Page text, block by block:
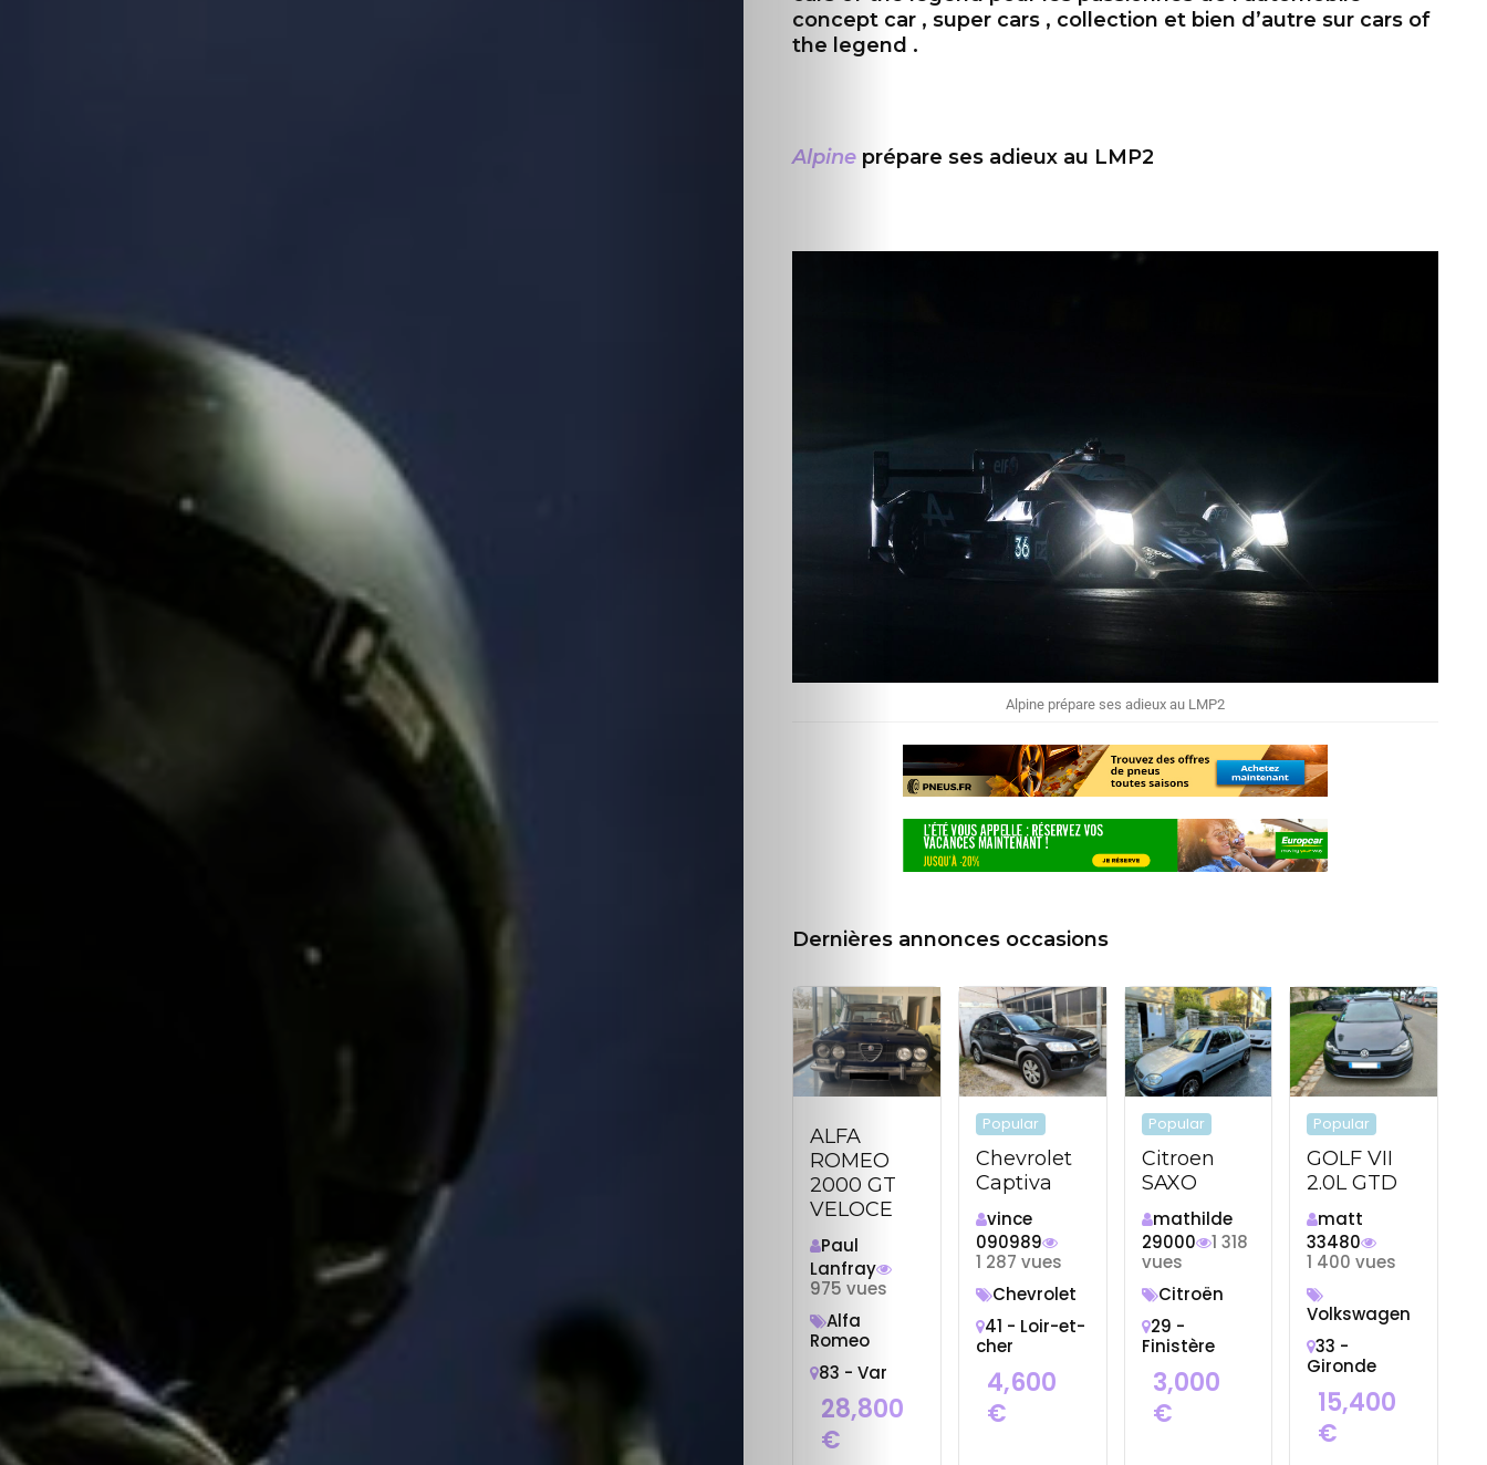
Cars
de
Fonds
d’écran
concept car , super cars , collection et bien d’autre sur cars of
the legend .
Alpineprépare ses adieux au LMP2
Alpine prépare ses adieux au LMP2
Dernières annonces occasions
ALFA
ROMEO
2000 GT
VELOCE
Paul
Lanfray
975 vues
Alfa
Romeo
83 - Var
28,800
€
Popular
Chevrolet
Captiva
vince
090989
1 287 vues
Chevrolet
41 - Loir-et-
cher
4,600
€
Popular
Citroen
SAXO
mathilde
29000
1 318
vues
Citroën
29 -
Finistère
3,000
€
Popular
GOLF VII
2.0L GTD
matt
33480
1 400 vues
Volkswagen
33 -
Gironde
15,400
€